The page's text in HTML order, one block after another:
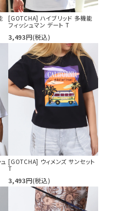
[GOTCHA] ハイブリッド 多機能
フィッシュマン デート T
3,493円(税込)
[GOTCHA] ウィメンズ サンセット
T
3,493円(税込)